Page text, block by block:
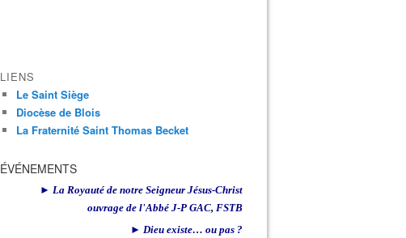
LIENS
Le Saint Siège
Diocèse de Blois
La Fraternité Saint Thomas Becket
ÉVÉNEMENTS
► La Royauté de notre Seigneur Jésus-Christ
ouvrage de l'Abbé J-P GAC, FSTB
► Dieu existe… ou pas ?